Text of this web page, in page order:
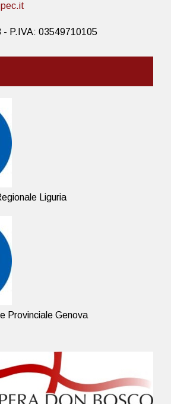
- P.IVA: 03549710105
Liguria
Provinciale Genova